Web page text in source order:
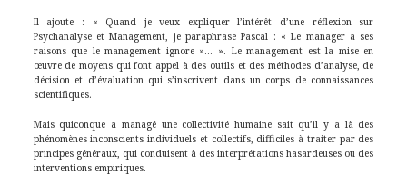
Il ajoute : « Quand je veux expliquer l’intérêt d’une réflexion sur
Psychanalyse et Management, je paraphrase Pascal : « Le manager a ses
raisons que le management ignore »… ». Le management est la mise en
œuvre de moyens qui font appel à des outils et des méthodes d’analyse, de
décision et d’évaluation qui s’inscrivent dans un corps de connaissances
scientifiques.
Mais quiconque a managé une collectivité humaine sait qu’il y a là des
phénomènes inconscients individuels et collectifs, difficiles à traiter par des
principes généraux, qui conduisent à des interprétations hasardeuses ou des
interventions empiriques.